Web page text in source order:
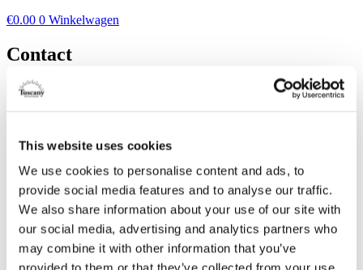
This website uses cookies
We use cookies to personalise content and ads, to
provide social media features and to analyse our traffic.
We also share information about your use of our site with
our social media, advertising and analytics partners who
may combine it with other information that you’ve
€0.00 0 Winkelwagen
Contact
Vers gebrande koffie uit de ambachtelijke micro-branderij
Espresso apparatuur & accessoires
Koffie voor horeca en inrichting van espressobars
Barista koffie workshops & training
Onderhoud & reparaties van koffie apparatuur
Kom je langs?